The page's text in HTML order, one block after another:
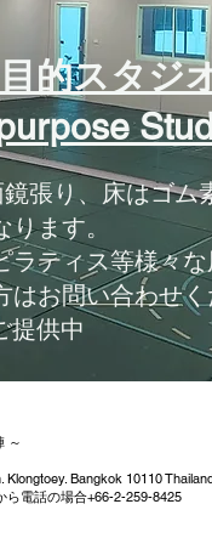
的スタジ
張り、床はゴム
ます。
ラティス等様々
はお問い合わせ
提供中
～
Bangkok 10110
電話の場合+66-2-259-8425